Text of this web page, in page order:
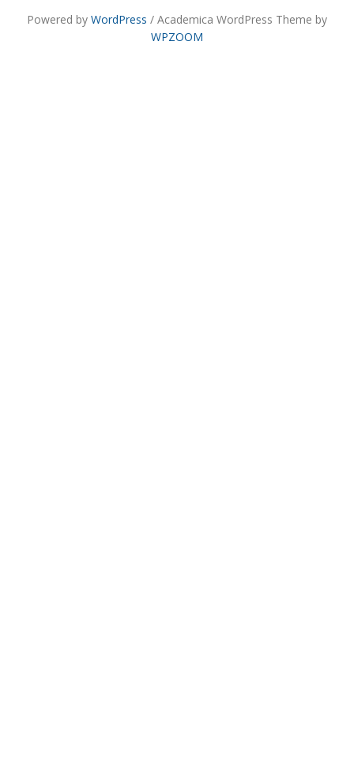
Powered by WordPress / Academica WordPress Theme by
WPZOOM